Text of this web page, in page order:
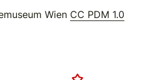
Wien CC PDM 1.0